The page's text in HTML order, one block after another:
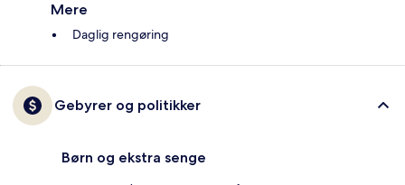
Mere
Daglig rengøring
Gebyrer og politikker
Børn og ekstra senge